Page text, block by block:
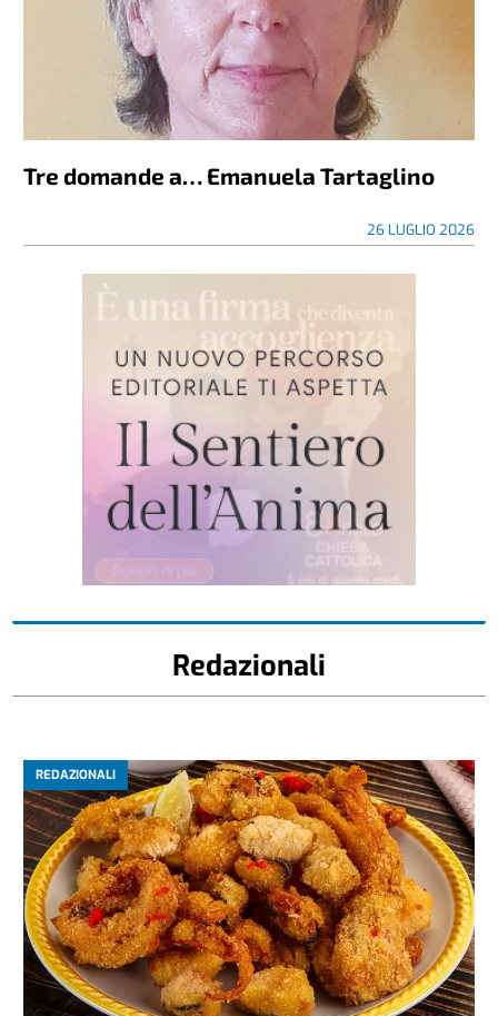
Tre domande a… Emanuela Tartaglino
26 LUGLIO 2026
Redazionali
REDAZIONALI